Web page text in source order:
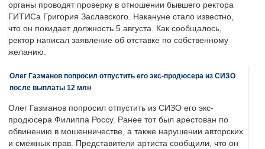
органы проводят проверку в отношении бывшего ректора
ГИТИСа Григория Заславского. Накануне стало известно,
что он покидает должность 5 августа. Как сообщалось,
ректор написал заявление об отставке по собственному
желанию.
Олег Газманов попросил отпустить его экс-продюсера из СИЗО
после выплаты 12 млн
Олег Газманов попросил отпустить из СИЗО его экс-
продюсера Филиппа Россу. Ранее тот был арестован по
обвинению в мошенничестве, а также нарушении авторских
и смежных прав. Представители артиста сообщили, что он